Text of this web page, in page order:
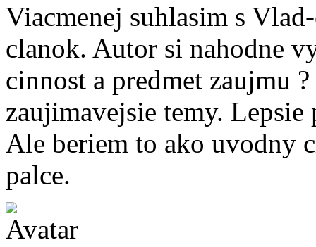
Viacmenej suhlasim s
clanok. Autor si nahodne
cinnost a predmet zaujmu
zaujimavejsie temy.
Ale beriem to ako uvodny
palce.